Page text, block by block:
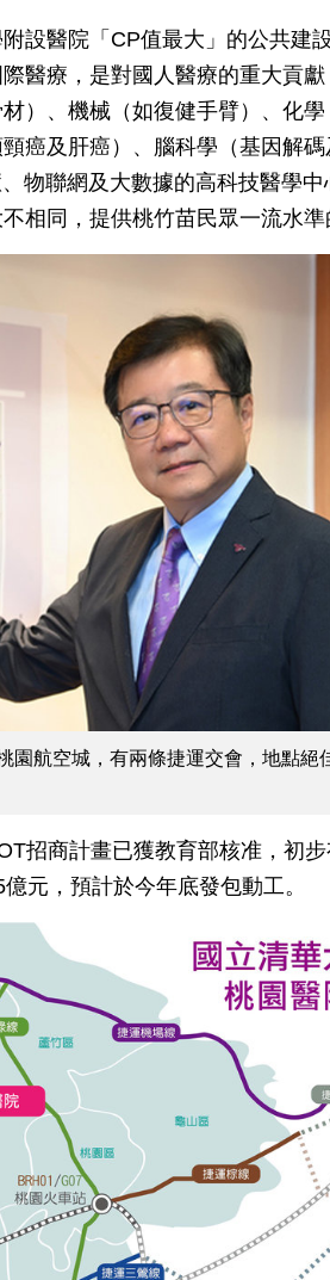
設醫院「CP值最大」的公共建
醫療，是對國人醫療的重大貢
）、機械（如復健手臂）、化學
癌及肝癌）、腦科學（基因解
物聯網及大數據的高科技醫學中
相同，提供桃竹苗民眾一流水準
園航空城，有兩條捷運交會，地點絕
招商計畫已獲教育部核准，初步
元，預計於今年底發包動工。